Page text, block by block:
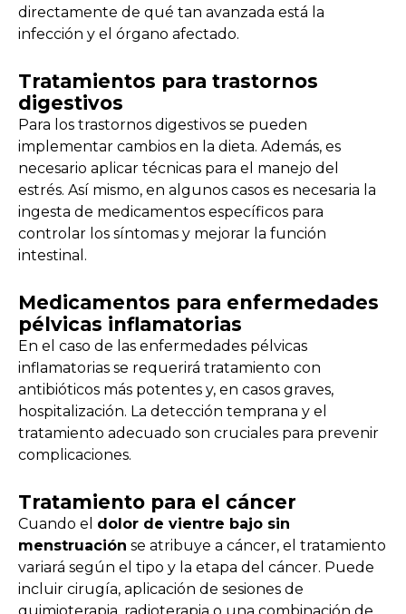
directamente de qué tan avanzada está la
infección y el órgano afectado.
Tratamientos para trastornos
digestivos
Para los trastornos digestivos se pueden
implementar cambios en la dieta. Además, es
necesario aplicar técnicas para el manejo del
estrés. Así mismo, en algunos casos es necesaria la
ingesta de medicamentos específicos para
controlar los síntomas y mejorar la función
intestinal.
Medicamentos para enfermedades
pélvicas inflamatorias
En el caso de las enfermedades pélvicas
inflamatorias se requerirá tratamiento con
antibióticos más potentes y, en casos graves,
hospitalización. La detección temprana y el
tratamiento adecuado son cruciales para prevenir
complicaciones.
Tratamiento para el cáncer
Cuando el dolor de vientre bajo sin
menstruación se atribuye a cáncer, el tratamiento
variará según el tipo y la etapa del cáncer. Puede
incluir cirugía, aplicación de sesiones de
quimioterapia, radioterapia o una combinación de